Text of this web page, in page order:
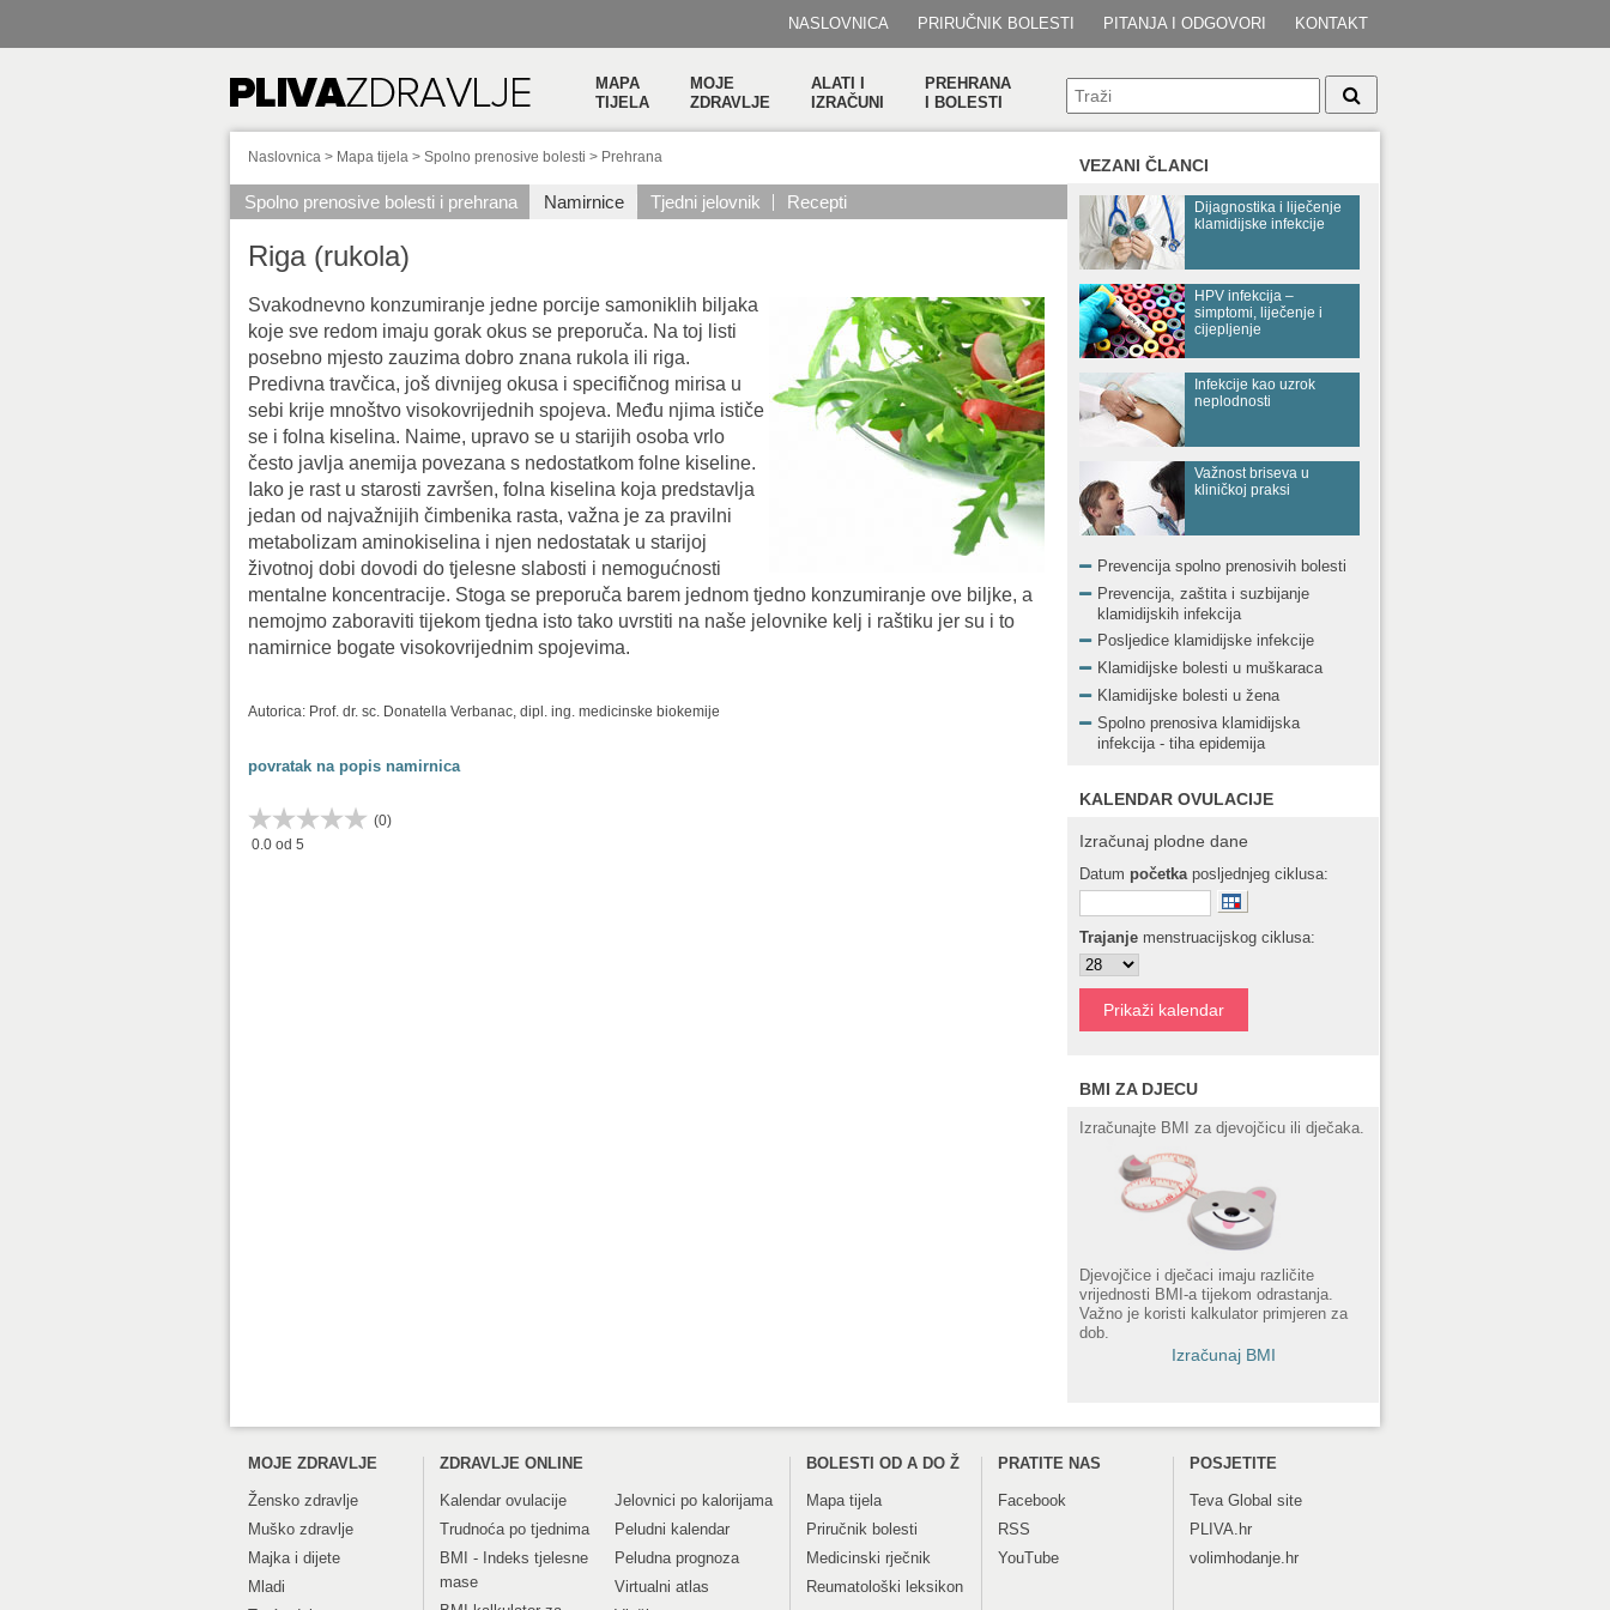
NASLOVNICA PRIRUČNIK BOLESTI PITANJA I ODGOVORI KONTAKT
MAPA
TIJELA
MOJE
ZDRAVLJE
ALATI I
IZRAČUNI
PREHRANA
I BOLESTI
Naslovnica > Mapa tijela > Spolno prenosive bolesti > Prehrana
Spolno prenosive bolesti i prehrana Namirnice Tjedni jelovnik Recepti
Riga (rukola)
Svakodnevno konzumiranje jedne porcije samoniklih biljaka
koje sve redom imaju gorak okus se preporuča. Na toj listi
posebno mjesto zauzima dobro znana rukola ili riga.
Predivna travčica, još divnijeg okusa i specifičnog mirisa u
sebi krije mnoštvo visokovrijednih spojeva. Među njima ističe
se i folna kiselina. Naime, upravo se u starijih osoba vrlo
često javlja anemija povezana s nedostatkom folne kiseline.
Iako je rast u starosti završen, folna kiselina koja predstavlja
jedan od najvažnijih čimbenika rasta, važna je za pravilni
metabolizam aminokiselina i njen nedostatak u starijoj
životnoj dobi dovodi do tjelesne slabosti i nemogućnosti
mentalne koncentracije. Stoga se preporuča barem jednom tjedno konzumiranje ove biljke, a
nemojmo zaboraviti tijekom tjedna isto tako uvrstiti na naše jelovnike kelj i raštiku jer su i to
namirnice bogate visokovrijednim spojevima.
Autorica: Prof. dr. sc. Donatella Verbanac, dipl. ing. medicinske biokemije
povratak na popis namirnica
(0)
0.0 od 5
VEZANI ČLANCI
Dijagnostika i liječenje
klamidijske infekcije
HPV infekcija –
simptomi, liječenje i
cijepljenje
Infekcije kao uzrok
neplodnosti
Važnost briseva u
kliničkoj praksi
Prevencija spolno prenosivih bolesti
Prevencija, zaštita i suzbijanje
klamidijskih infekcija
Posljedice klamidijske infekcije
Klamidijske bolesti u muškaraca
Klamidijske bolesti u žena
Spolno prenosiva klamidijska
infekcija - tiha epidemija
KALENDAR OVULACIJE
Izračunaj plodne dane
Datum početkaposljednjeg ciklusa:
Trajanje menstruacijskog ciklusa:
BMI ZA DJECU
Izračunajte BMI za djevojčicu ili dječaka.
Djevojčice i dječaci imaju različite
vrijednosti BMI-a tijekom odrastanja.
Važno je koristi kalkulator primjeren za
dob.
Izračunaj BMI
MOJE ZDRAVLJE
Žensko zdravlje
Muško zdravlje
Majka i dijete
Mladi
ZDRAVLJE ONLINE
Kalendar ovulacije
Trudnoća po tjednima
BMI - Indeks tjelesne
mase
Jelovnici po kalorijama
Peludni kalendar
Peludna prognoza
Virtualni atlas
BOLESTI OD A DO Ž
Mapa tijela
Priručnik bolesti
Medicinski rječnik
Reumatološki leksikon
PRATITE NAS
Facebook
RSS
YouTube
POSJETITE
Teva Global site
PLIVA.hr
volimhodanje.hr